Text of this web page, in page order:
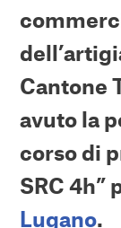
Cantone
avuto la
corso di
SRC 4h”
Lugano.